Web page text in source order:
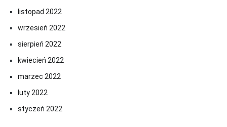
listopad 2022
wrzesień 2022
sierpień 2022
kwiecień 2022
marzec 2022
luty 2022
styczeń 2022